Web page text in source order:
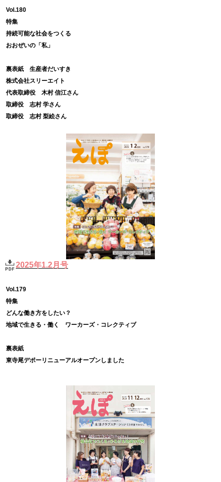
Vol.180
特集
持続可能な社会をつくる
おおぜいの「私」
裏表紙 生産者だいすき
株式会社スリーエイト
代表取締役 木村 信江さん
取締役 志村 学さん
取締役 志村 梨絵さん
2025年1.2月号
Vol.179
特集
どんな働き方をしたい？
地域で生きる・働く ワーカーズ・コレクティブ
裏表紙
東寺尾デポーリニューアルオープンしました